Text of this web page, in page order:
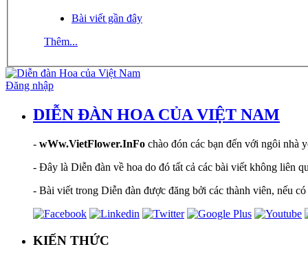
Bài viết gần đây
Thêm...
Đăng nhập
DIỄN ĐÀN HOA CỦA VIỆT NAM
- wWw.VietFlower.InFo chào đón các bạn đến với ngôi nhà
- Đây là Diễn đàn về hoa do đó tất cả các bài viết không liên
- Bài viết trong Diễn đàn được đăng bởi các thành viên, nếu
KIẾN THỨC